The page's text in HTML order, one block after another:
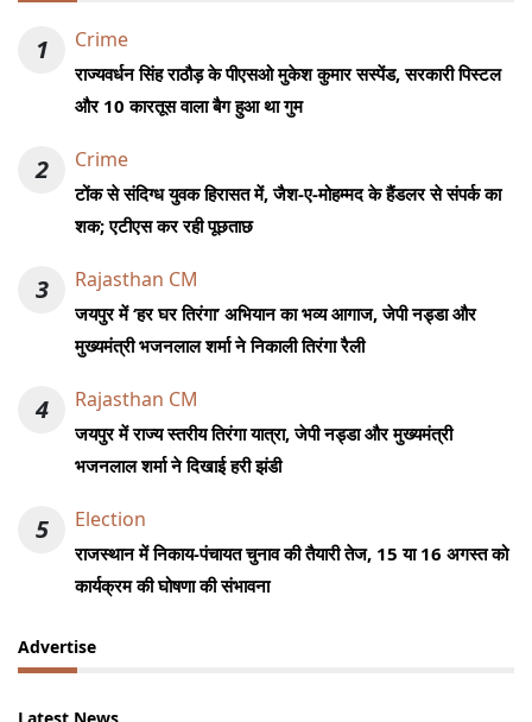
1 Crime
राज्यवर्धन सिंह राठौड़ के पीएसओ मुकेश कुमार सस्पेंड, सरकारी पिस्टल
और 10 कारतूस वाला बैग हुआ था गुम
2 Crime
टोंक से संदिग्ध युवक हिरासत में, जैश-ए-मोहम्मद के हैंडलर से संपर्क का
शक; एटीएस कर रही पूछताछ
3 Rajasthan CM
जयपुर में ‘हर घर तिरंगा’ अभियान का भव्य आगाज, जेपी नड्डा और
मुख्यमंत्री भजनलाल शर्मा ने निकाली तिरंगा रैली
4 Rajasthan CM
जयपुर में राज्य स्तरीय तिरंगा यात्रा, जेपी नड्डा और मुख्यमंत्री
भजनलाल शर्मा ने दिखाई हरी झंडी
5 Election
राजस्थान में निकाय-पंचायत चुनाव की तैयारी तेज, 15 या 16 अगस्त को
कार्यक्रम की घोषणा की संभावना
Advertise